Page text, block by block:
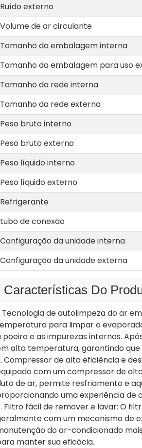
Ruído externo
Volume de ar circulante
Tamanho da embalagem interna
Tamanho da embalagem para uso
Tamanho da rede interna
Tamanho da rede externa
Peso bruto interno
Peso bruto externo
Peso líquido interno
Peso líquido externo
Refrigerante
tubo de conexão
Configuração da unidade interna
Configuração da unidade externa
Características Do
Tecnologia de autolimpeza do ar
para limpar o
poeira e as impurezas internas.
alta temperatura, garantindo
Compressor de alta eficiência e
com um compressor de
de ar, permite resfriamento e
uma experiência de
Filtro fácil de remover e lavar: O
com um mecanismo de
do ar-condicionado
manter sua eficácia.